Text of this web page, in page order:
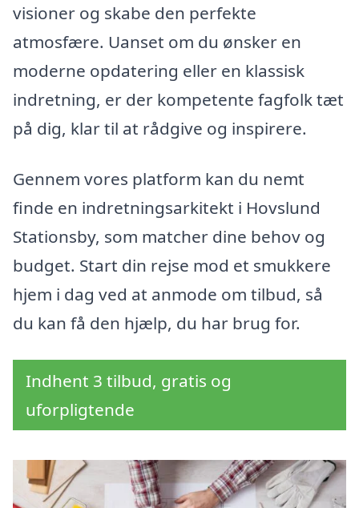
visioner og skabe den perfekte
atmosfære. Uanset om du ønsker en
moderne opdatering eller en klassisk
indretning, er der kompetente fagfolk tæt
på dig, klar til at rådgive og inspirere.
Gennem vores platform kan du nemt
finde en indretningsarkitekt i Hovslund
Stationsby, som matcher dine behov og
budget. Start din rejse mod et smukkere
hjem i dag ved at anmode om tilbud, så
du kan få den hjælp, du har brug for.
Indhent 3 tilbud, gratis og
uforpligtende